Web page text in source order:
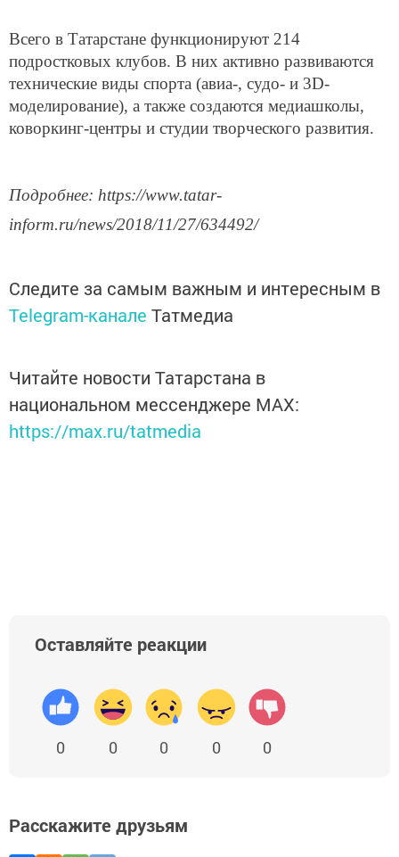
Всего в Татарстане функционируют 214
подростковых клубов. В них активно развиваются
технические виды спорта (авиа-, судо- и 3D-
моделирование), а также создаются медиашколы,
коворкинг-центры и студии творческого развития.
Подробнее: https://www.tatar-
inform.ru/news/2018/11/27/634492/
Следите за самым важным и интересным в
Telegram-канале Татмедиа
Читайте новости Татарстана в
национальном мессенджере MАХ:
https://max.ru/tatmedia
Оставляйте реакции
0 0 0 0 0
Расскажите друзьям